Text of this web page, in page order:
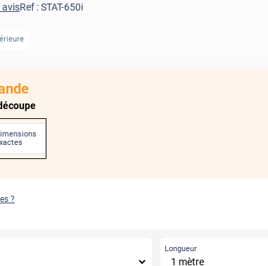
avisRef :STAT-650i
?
Longueur